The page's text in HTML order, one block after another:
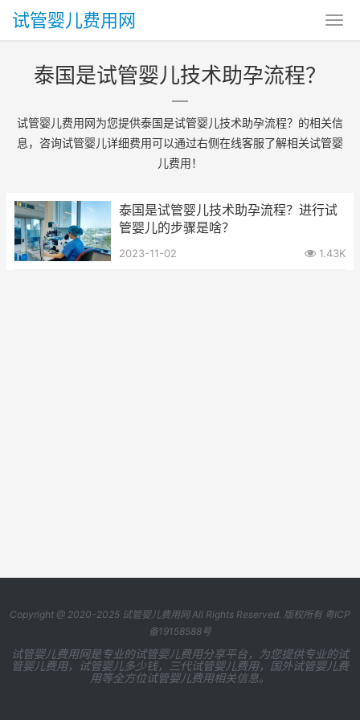
试管婴儿费用网
泰国是试管婴儿技术助孕流程？
试管婴儿费用网为您提供泰国是试管婴儿技术助孕流程？的相关信
息，咨询试管婴儿详细费用可以通过右侧在线客服了解相关试管婴
儿费用！
泰国是试管婴儿技术助孕流程？进行试
管婴儿的步骤是啥？
2023-11-02 1.43K
Copyright @ 2020-2025 试管婴儿费用网All Rights Reserved. 版权所有 粤ICP
备19158588号
试管婴儿费用网是专业的试管婴儿费用分享平台，为您提供专业的试
管婴儿费用，试管婴儿多少钱，三代试管婴儿费用，国外试管婴儿费
用等全方位试管婴儿费用相关信息。